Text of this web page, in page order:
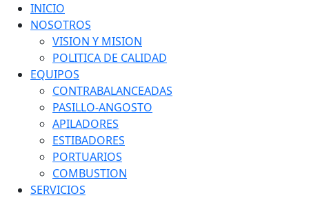
INICIO
NOSOTROS
VISION Y MISION
POLITICA DE CALIDAD
EQUIPOS
CONTRABALANCEADAS
PASILLO-ANGOSTO
APILADORES
ESTIBADORES
PORTUARIOS
COMBUSTION
SERVICIOS